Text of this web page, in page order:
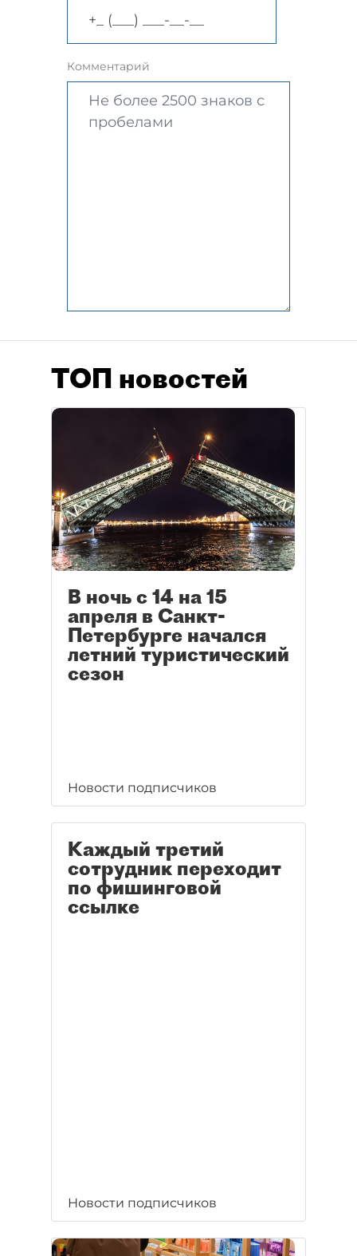
Комментарий
ТОП новостей
В ночь с 14 на 15
апреля в Санкт-
Петербурге начался
летний туристический
сезон
Новости подписчиков
Каждый третий
сотрудник переходит
по фишинговой
ссылке
Новости подписчиков